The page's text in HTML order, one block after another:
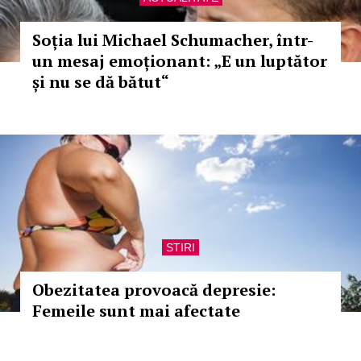
Soția lui Michael Schumacher, într-
un mesaj emoționant: „E un luptător
și nu se dă bătut“
STIRI
Obezitatea provoacă depresie:
Femeile sunt mai afectate